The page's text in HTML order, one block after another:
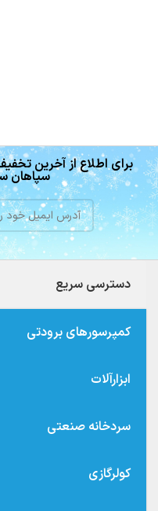
برای اطلاع از آخرین
سپاهان
دسترسی سریع
کمپرسورهای برودتی
ابزارآلات
سردخانه صنعتی
کولرگازی